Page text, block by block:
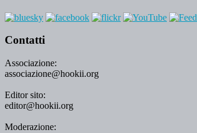
Contatti
Associazione:
associazione@hookii.org
Editor sito:
editor@hookii.org
Moderazione: